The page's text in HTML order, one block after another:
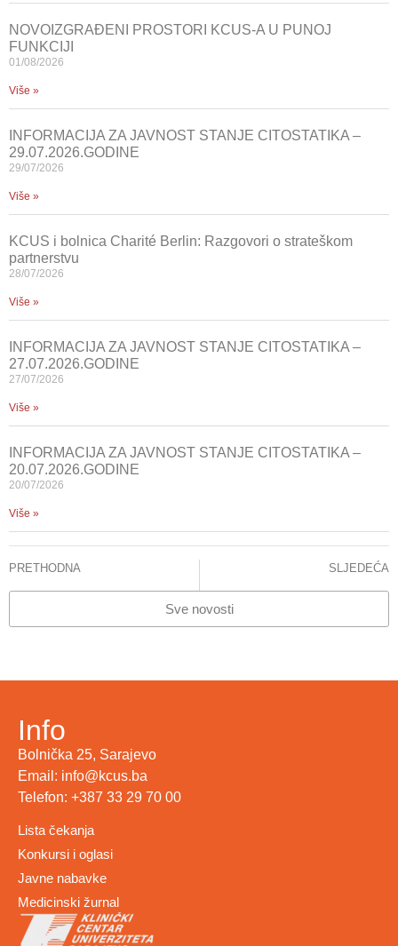
NOVOIZGRAĐENI PROSTORI KCUS-A U PUNOJ
FUNKCIJI
01/08/2026
Više »
INFORMACIJA ZA JAVNOST STANJE CITOSTATIKA –
29.07.2026.GODINE
29/07/2026
Više »
KCUS i bolnica Charité Berlin: Razgovori o strateškom
partnerstvu
28/07/2026
Više »
INFORMACIJA ZA JAVNOST STANJE CITOSTATIKA –
27.07.2026.GODINE
27/07/2026
Više »
INFORMACIJA ZA JAVNOST STANJE CITOSTATIKA –
20.07.2026.GODINE
20/07/2026
Više »
PRETHODNA SLJEDEĆA
Sve novosti
Info
Bolnička 25, Sarajevo
Email: info@kcus.ba
Telefon: +387 33 29 70 00
Lista čekanja
Konkursi i oglasi
Javne nabavke
Medicinski žurnal